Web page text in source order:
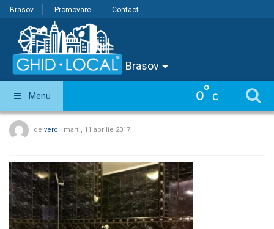
Brasov Promovare Contact
Brasov
0° C
Menu
de vero | marți, 11 aprilie 2017